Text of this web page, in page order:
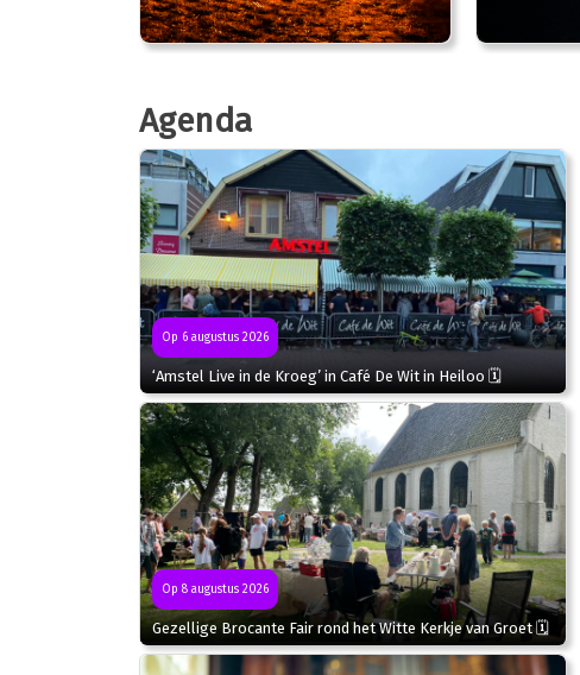
Agenda
Op 6 augustus 2026
‘Amstel Live in de Kroeg’ in Café De Wit in Heiloo 🗓
Op 8 augustus 2026
Gezellige Brocante Fair rond het Witte Kerkje van Groet 🗓